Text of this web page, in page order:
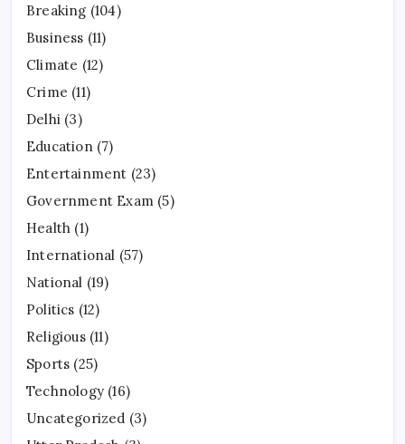
Breaking (104)
Business (11)
Climate (12)
Crime (11)
Delhi (3)
Education(7)
Entertainment (23)
Government Exam (5)
Health (1)
International (57)
National (19)
Politics (12)
Religious(11)
Sports (25)
Technology (16)
Uncategorized (3)